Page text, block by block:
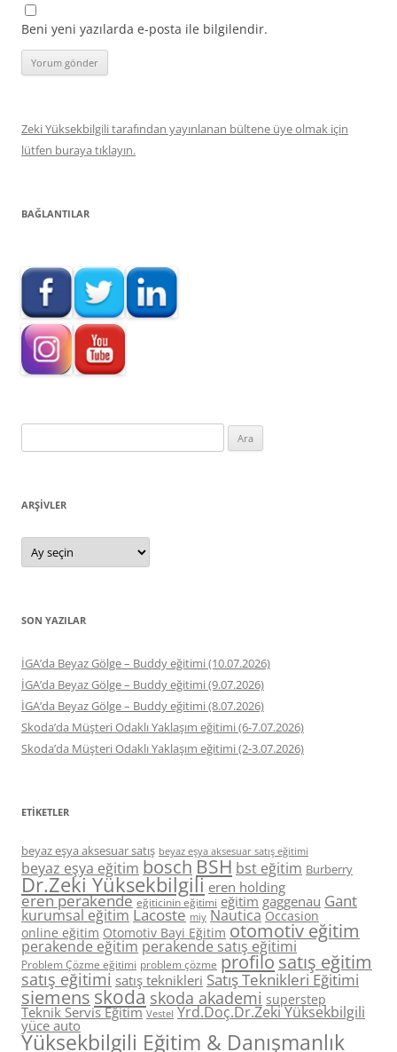
Beni yeni yazılarda e-posta ile bilgilendir.
Zeki Yüksekbilgili tarafından yayınlanan bültene üye olmak için
lütfen buraya tıklayın.
BAĞLANTILAR
ARŞIVLER
Arşivler
SON YAZILAR
İGA’da Beyaz Gölge – Buddy eğitimi (10.07.2026)
İGA’da Beyaz Gölge – Buddy eğitimi (9.07.2026)
İGA’da Beyaz Gölge – Buddy eğitimi (8.07.2026)
Skoda’da Müşteri Odaklı Yaklaşım eğitimi (6-7.07.2026)
Skoda’da Müşteri Odaklı Yaklaşım eğitimi (2-3.07.2026)
ETIKETLER
beyaz eşya aksesuar satış beyaz eşya aksesuar satış eğitimi
beyaz eşya eğitim boschBSH bst eğitim Burberry
Dr.Zeki Yüksekbilgili eren holding
eren perakende eğiticinin eğitimi eğitim gaggenau Gant
kurumsal eğitim Lacoste miy Nautica Occasion
online eğitim Otomotiv Bayi Eğitim otomotiv eğitim
perakende eğitim perakende satış eğitimi
Problem Çözme eğitimi problem çözme profilosatış eğitim
satış eğitimi satış teknikleri Satış Teknikleri Eğitimi
siemens skoda skoda akademi superstep
Teknik Servis Eğitim Vestel Yrd.Doç.Dr.Zeki Yüksekbilgili
yüce auto
Yüksekbilgili Eğitim & Danışmanlık